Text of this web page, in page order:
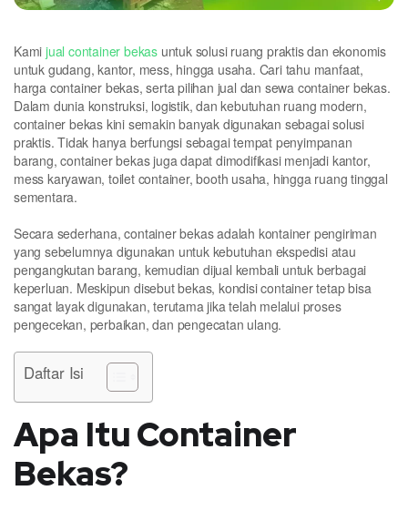
Kami jual container bekas untuk solusi ruang praktis dan ekonomis
untuk gudang, kantor, mess, hingga usaha. Cari tahu manfaat,
harga container bekas, serta pilihan jual dan sewa container bekas.
Dalam dunia konstruksi, logistik, dan kebutuhan ruang modern,
container bekas kini semakin banyak digunakan sebagai solusi
praktis. Tidak hanya berfungsi sebagai tempat penyimpanan
barang, container bekas juga dapat dimodifikasi menjadi kantor,
mess karyawan, toilet container, booth usaha, hingga ruang tinggal
sementara.
Secara sederhana, container bekas adalah kontainer pengiriman
yang sebelumnya digunakan untuk kebutuhan ekspedisi atau
pengangkutan barang, kemudian dijual kembali untuk berbagai
keperluan. Meskipun disebut bekas, kondisi container tetap bisa
sangat layak digunakan, terutama jika telah melalui proses
pengecekan, perbaikan, dan pengecatan ulang.
Daftar Isi
Apa Itu Container
Bekas?